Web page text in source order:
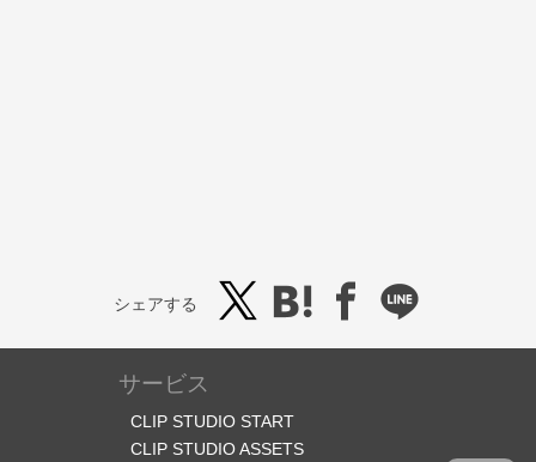
シェアする
サービス
CLIP STUDIO START
CLIP STUDIO ASSETS